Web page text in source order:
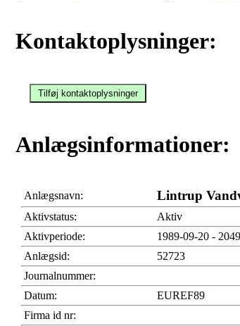
Kontaktoplysninger:
Anlægsinformationer:
Anlægsnavn: Lintrup
Aktivstatus:
Aktiv
Aktivperiode:
1989-09-20 -
Anlægsid:
52723
Journalnummer:
Datum:
EUREF89
Firma id nr: